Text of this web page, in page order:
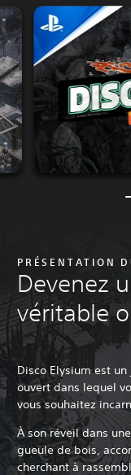
PRÉSENTATION
Devenez
véritable
Disco Elysium est
ouvert dans lequel
vous souhaitez
À son réveil dans
gueule de bois,
cherchant à